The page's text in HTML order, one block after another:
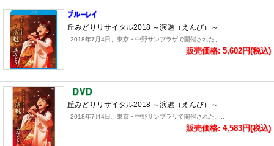
丘みどりリサイタル2018 ～演魅（えんび）～
2018年7月4日、東京・中野サンプラザで開催された、..
販売価格: 5,602円(税込)
丘みどりリサイタル2018 ～演魅（えんび）～
2018年7月4日、東京・中野サンプラザで開催された、..
販売価格: 4,583円(税込)